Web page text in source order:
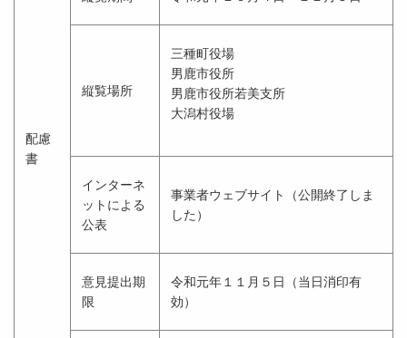
配慮
書
縦覧場所
三種町役場
男鹿市役所
男鹿市役所若美支所
大潟村役場
インターネ
ットによる
公表
事業者ウェブサイト（公開終了しま
した）
意見提出期
限
令和元年１１月５日（当日消印有
効）